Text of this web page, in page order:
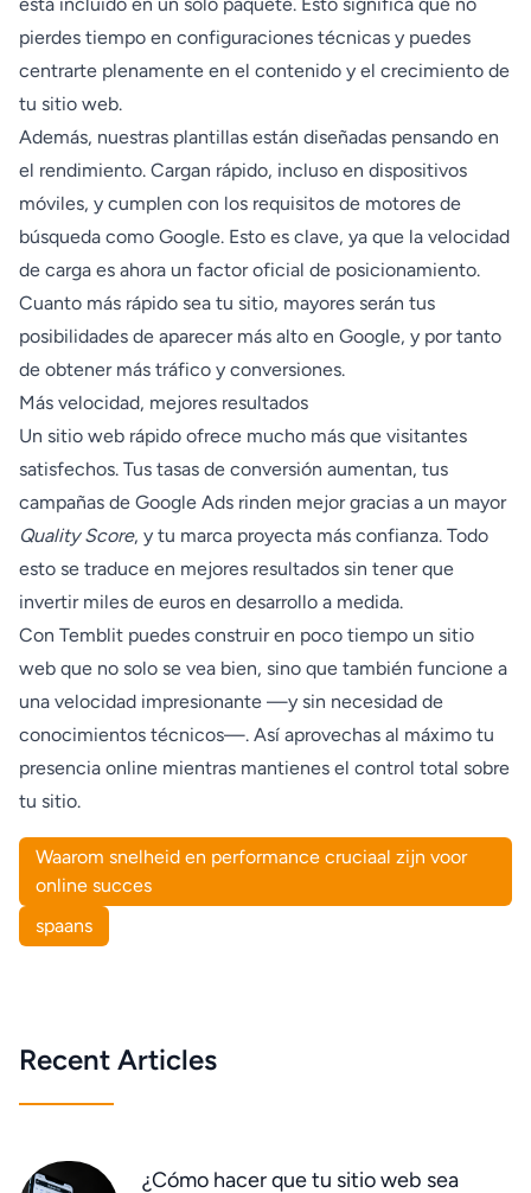
pierdes tiempo en configuraciones técnicas y puedes
centrarte plenamente en el contenido y el crecimiento de
tu sitio web.
Además, nuestras plantillas están diseñadas pensando en
el rendimiento. Cargan rápido, incluso en dispositivos
móviles, y cumplen con los requisitos de motores de
búsqueda como Google. Esto es clave, ya que la velocidad
de carga es ahora un factor oficial de posicionamiento.
Cuanto más rápido sea tu sitio, mayores serán tus
posibilidades de aparecer más alto en Google, y por tanto
de obtener más tráfico y conversiones.
Más velocidad, mejores resultados
Un sitio web rápido ofrece mucho más que visitantes
satisfechos. Tus tasas de conversión aumentan, tus
campañas de Google Ads rinden mejor gracias a un mayor
Quality Score, y tu marca proyecta más confianza. Todo
esto se traduce en mejores resultados sin tener que
invertir miles de euros en desarrollo a medida.
Con Temblit puedes construir en poco tiempo un sitio
web que no solo se vea bien, sino que también funcione a
una velocidad impresionante —y sin necesidad de
conocimientos técnicos—. Así aprovechas al máximo tu
presencia online mientras mantienes el control total sobre
tu sitio.
Waarom snelheid en performance cruciaal zijn voor
online succes
spaans
Recent Articles
¿Cómo hacer que tu sitio web sea